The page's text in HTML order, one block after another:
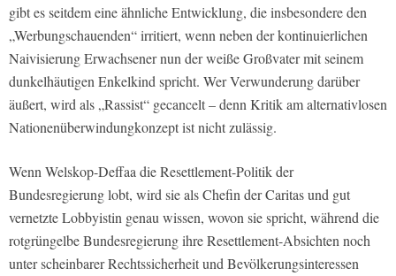
gibt es seitdem eine ähnliche Entwicklung, die insbesondere den
„Werbungschauenden“ irritiert, wenn neben der kontinuierlichen
Naivisierung Erwachsener nun der weiße Großvater mit seinem
dunkelhäutigen Enkelkind spricht. Wer Verwunderung darüber
äußert, wird als „Rassist“ gecancelt – denn Kritik am alternativlosen
Nationenüberwindungkonzept ist nicht zulässig.
Wenn Welskop-Deffaa die Resettlement-Politik der
Bundesregierung lobt, wird sie als Chefin der Caritas und gut
vernetzte Lobbyistin genau wissen, wovon sie spricht, während die
rotgrüngelbe Bundesregierung ihre Resettlement-Absichten noch
unter scheinbarer Rechtssicherheit und Bevölkerungsinteressen